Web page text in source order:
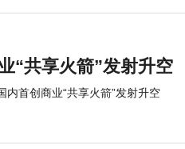
“共享火箭”发射升空
内首创商业“共享火箭”发射升空